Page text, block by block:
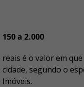
150 a 2.000
reais é o valor em
cidade, segundo o
Imóveis.